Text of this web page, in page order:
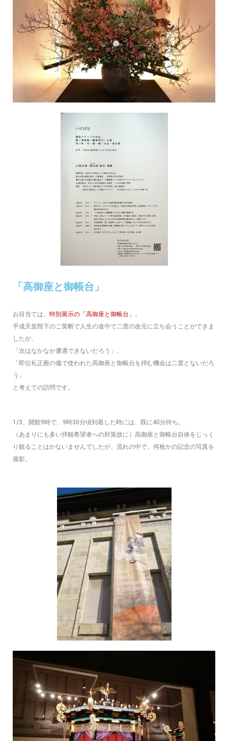
「高御座と御帳台」
お目当ては、 特別展示の「高御座と御帳台」
。
平成天皇陛下のご英断で人生の途中で二度の改元に立ち会うことができま
したが、
「次はなかなか遭遇できないだろう」、
「即位礼正殿の儀で使われた高御座と御帳台を拝む機会は二度とないだろ
う」
と考えての訪問です。
1/3、開館9時で、9時30分頃到着した時には、既に40分待ち。
（あまりにも多い拝観希望者への対策故に）高御座と御帳台自体をじっく
り観ることはかないませんでしたが、流れの中で、何枚かの記念の写真を
撮影。